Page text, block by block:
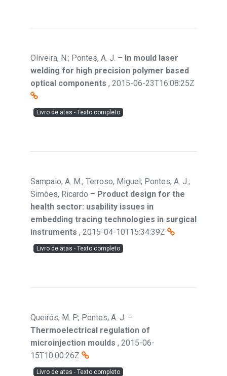
Oliveira, N.; Pontes, A. J. – In mould laser
welding for high precision polymer based
optical components , 2015-06-23T16:08:25Z
Livro de atas - Texto completo
Sampaio, A. M.; Terroso, Miguel; Pontes, A. J.;
Simões, Ricardo – Product design for the
health sector: usability issues in
embedding tracing technologies in surgical
instruments , 2015-04-10T15:34:39Z
Livro de atas - Texto completo
Queirós, M. P.; Pontes, A. J. –
Thermoelectrical regulation of
microinjection moulds , 2015-06-
15T10:00:26Z
Livro de atas - Texto completo